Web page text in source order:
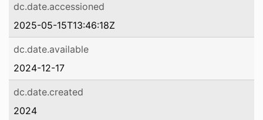
dc.date.accessioned
2025-05-15T13:46:18Z
dc.date.available
2024-12-17
dc.date.created
2024